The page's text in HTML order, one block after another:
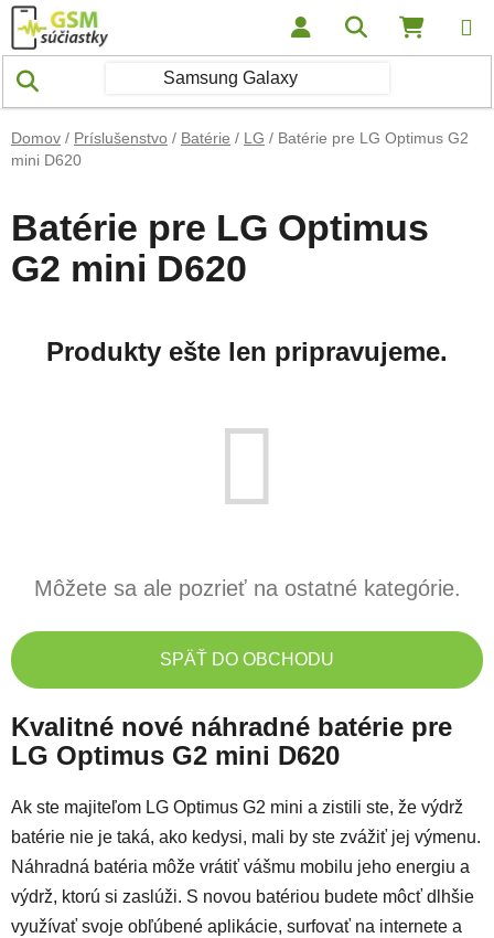
Prejsť na obsah Hľadať
Domov / Príslušenstvo / Batérie / LG / Batérie pre LG Optimus G2
mini D620
Batérie pre LG Optimus
G2 mini D620
Produkty ešte len pripravujeme.
Môžete sa ale pozrieť na ostatné kategórie.
SPÄŤ DO OBCHODU
Kvalitné nové náhradné batérie pre
LG Optimus G2 mini D620
Ak ste majiteľom LG Optimus G2 mini a zistili ste, že výdrž
batérie nie je taká, ako kedysi, mali by ste zvážiť jej výmenu.
Náhradná batéria môže vrátiť vášmu mobilu jeho energiu a
výdrž, ktorú si zaslúži. S novou batériou budete môcť dlhšie
využívať svoje obľúbené aplikácie, surfovať na internete a